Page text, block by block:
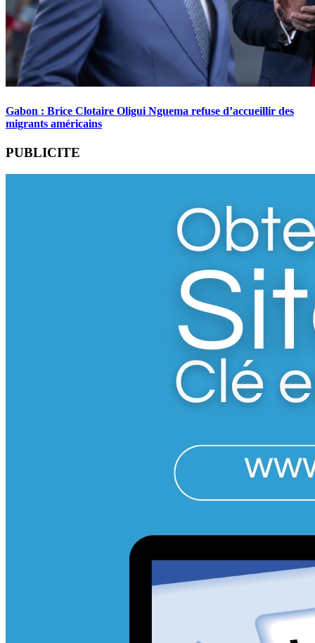
Gabon : Brice Clotaire Oligui Nguema refuse d’accueillir des
migrants américains
PUBLICITE